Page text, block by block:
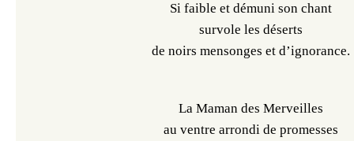
Si faible et démuni son chant
survole les déserts
de noirs mensonges et d’ignorance.
La Maman des Merveilles
au ventre arrondi de promesses